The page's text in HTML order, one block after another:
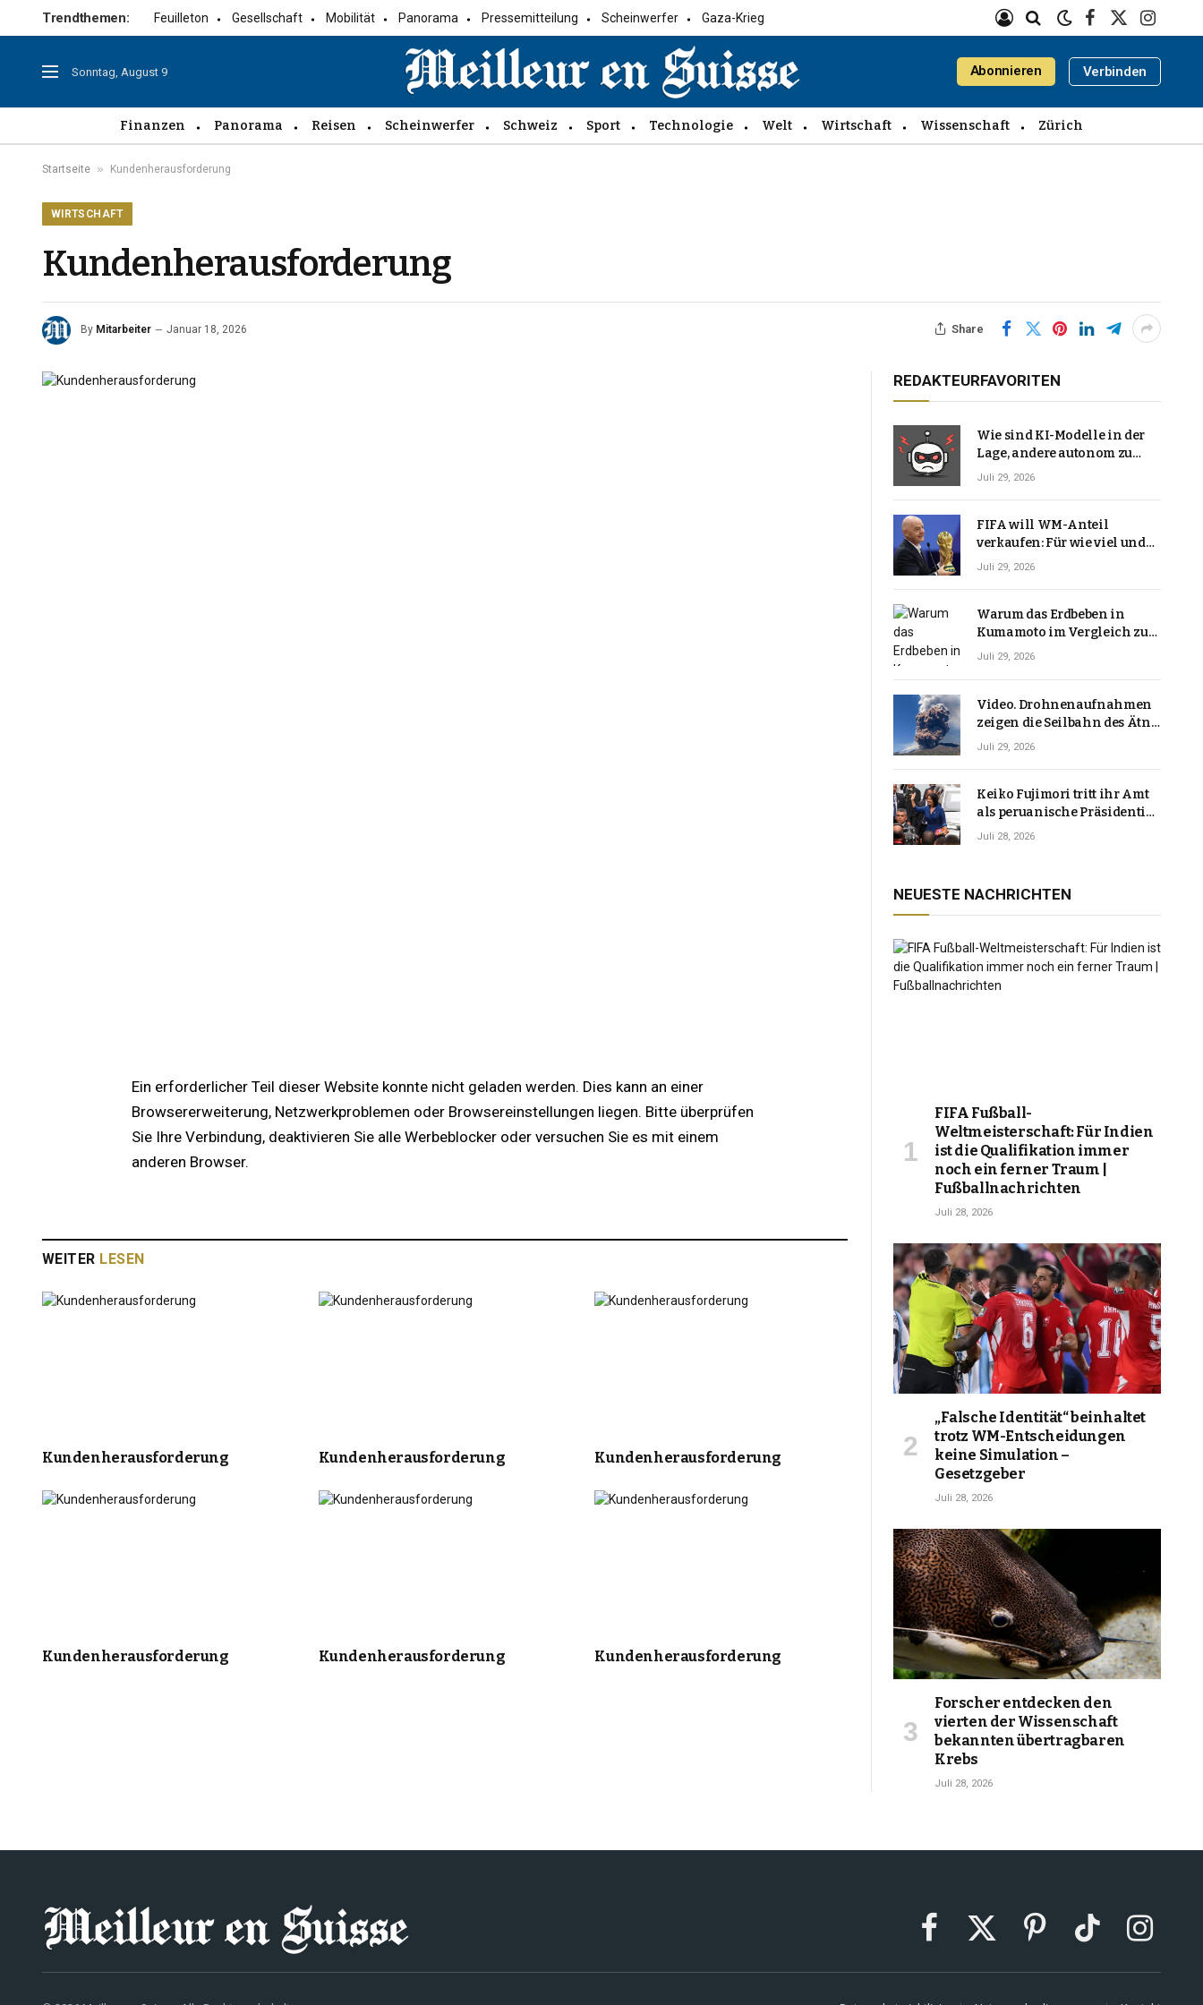
Trendthemen: Feuilleton Gesellschaft Mobilität Panorama Pressemitteilung Scheinwerfer Gaza-Krieg
Facebook
X
Sonntag, August 9 Abonnieren Verbinden
Finanzen Panorama Reisen Scheinwerfer Schweiz Sport Technologie Welt Wirtschaft Wissenschaft Zürich
Startseite » Kundenherausforderung
WIRTSCHAFT
Kundenherausforderung
By Mitarbeiter Januar 18, 2026 Share
Ein erforderlicher Teil dieser Website konnte nicht geladen werden. Dies kann an einer
Browsererweiterung, Netzwerkproblemen oder Browsereinstellungen liegen. Bitte überprüfen
Sie Ihre Verbindung, deaktivieren Sie alle Werbeblocker oder versuchen Sie es mit einem
anderen Browser.
WEITER LESEN
Kundenherausforderung Kundenherausforderung Kundenherausforderung
Kundenherausforderung Kundenherausforderung Kundenherausforderung
REDAKTEURFAVORITEN
Wie sind KI-Modelle in der
Lage, andere autonom zu
hacken? | Technologie-News
Juli 29, 2026
FIFA will WM-Anteil
verkaufen: Für wie viel und
warum macht Gianni
Juli 29, 2026
Warum das Erdbeben in
Kumamoto im Vergleich zu
den meisten Erdbeben, die
Juli 29, 2026
Video. Drohnenaufnahmen
zeigen die Seilbahn des Ätna
über einer Vulkanlandschaft
Juli 29, 2026
Keiko Fujimori tritt ihr Amt
als peruanische Präsidentin
an und verspricht, das
Juli 28, 2026
NEUESTE NACHRICHTEN
FIFA Fußball-
Weltmeisterschaft: Für Indien
ist die Qualifikation immer
noch ein ferner Traum |
Fußballnachrichten
Juli 28, 2026
„Falsche Identität“ beinhaltet
trotz WM-Entscheidungen
keine Simulation –
Gesetzgeber
Juli 28, 2026
Forscher entdecken den
vierten der Wissenschaft
bekannten übertragbaren
Krebs
Juli 28, 2026
FacebookX
PinterestTikTok Instagram